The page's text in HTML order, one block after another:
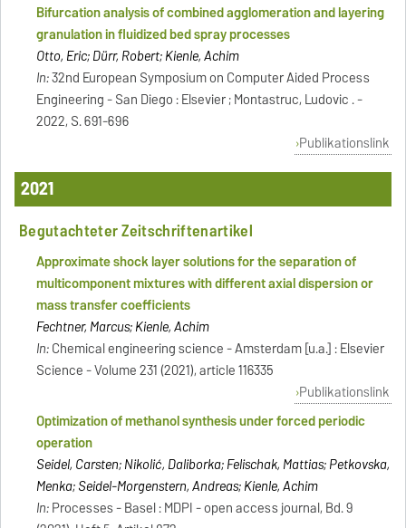
Bifurcation analysis of combined agglomeration and layering
granulation in fluidized bed spray processes
Otto, Eric; Dürr, Robert; Kienle, Achim
In:32nd European Symposium on Computer Aided Process
Engineering - San Diego : Elsevier ; Montastruc, Ludovic . -
2022, S. 691-696
Publikationslink
2021
Begutachteter Zeitschriftenartikel
Approximate shock layer solutions for the separation of
multicomponent mixtures with different axial dispersion or
mass transfer coefficients
Fechtner, Marcus; Kienle, Achim
In:Chemical engineering science - Amsterdam [u.a.] : Elsevier
Science - Volume 231 (2021), article 116335
Publikationslink
Optimization of methanol synthesis under forced periodic
operation
Seidel, Carsten; Nikolić, Daliborka; Felischak, Mattias; Petkovska,
Menka; Seidel-Morgenstern, Andreas; Kienle, Achim
In:Processes - Basel : MDPI - open access journal, Bd. 9